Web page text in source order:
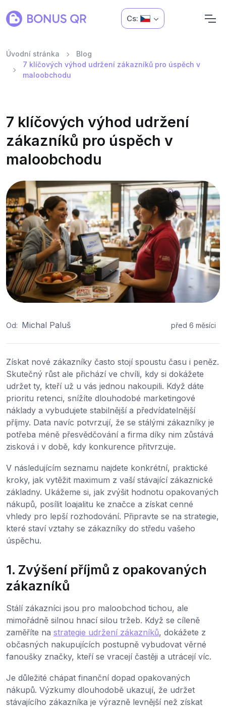
Cs:
Úvodní stránka
Blog
7 klíčových výhod udržení zákazníků pro úspěch v
maloobchodu
7 klíčových výhod udržení
zákazníků pro úspěch v
maloobchodu
Od: Michal Paluš před 6 měsíci
Získat nové zákazníky často stojí spoustu času i peněz.
Skutečný růst ale přichází ve chvíli, kdy si dokážete
udržet ty, kteří už u vás jednou nakoupili. Když dáte
prioritu retenci, snížíte dlouhodobé marketingové
náklady a vybudujete stabilnější a předvídatelnější
příjmy. Data navíc potvrzují, že se stálými zákazníky je
potřeba méně přesvědčování a firma díky nim zůstává
zisková i v době, kdy konkurence přitvrzuje.
V následujícím seznamu najdete konkrétní, praktické
kroky, jak vytěžit maximum z vaší stávající zákaznické
základny. Ukážeme si, jak zvýšit hodnotu opakovaných
nákupů, posílit loajalitu ke značce a získat cenné
vhledy pro lepší rozhodování. Připravte se na strategie,
které staví vztahy se zákazníky do středu vašeho
úspěchu.
1. Zvýšení příjmů z opakovaných
zákazníků
Stálí zákazníci jsou pro maloobchod tichou, ale
mimořádně silnou hnací silou tržeb. Když se cíleně
zaměříte na strategie udržení zákazníků, dokážete z
občasných nakupujících postupně vybudovat věrné
fanoušky značky, kteří se vracejí častěji a utrácejí víc.
Je důležité chápat finanční dopad opakovaných
nákupů. Výzkumy dlouhodobě ukazují, že udržet
stávajícího zákazníka je výrazně levnější než získat